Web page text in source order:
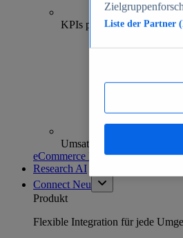
KPIs pro Shop
Umsatzanalysen und -
eCommerce Insights entdecken
Research AI
Connect Neu
Produkt
Flexible Integration für jede
Liste der Partner